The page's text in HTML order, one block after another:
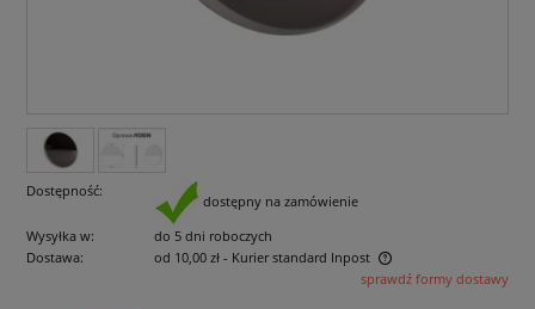
Dostępność:
dostępny na zamówienie
Wysyłka w:
do 5 dni roboczych
Dostawa:
od 10,00 zł - Kurier standard Inpost
Cena nie zawiera ewentualnych kosztów płatnościsprawdź formy dostawy